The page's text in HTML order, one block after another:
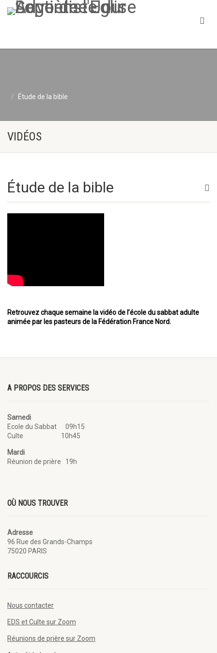
Étude de la bible
VIDÉOS
Étude de la bible
Retrouvez chaque semaine la vidéo de l’école du sabbat adulte
animée par les pasteurs de la Fédération France Nord.
A PROPOS DES SERVICES
Samedi
Ecole du Sabbat 09h15
Culte 10h45
Mardi
Réunion de prière 19h
OÙ NOUS TROUVER
Adresse
96 Rue des Grands-Champs
75020 PARIS
RACCOURCIS
Nous contacter
EDS et Culte sur Zoom
Réunions de prière sur Zoom